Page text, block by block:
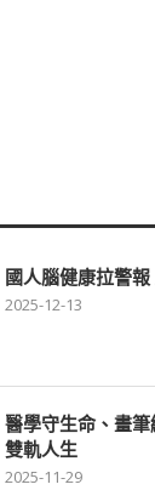
國人腦健康拉警
2025-12-13
醫學守生命、畫
雙軌人生
2025-11-29